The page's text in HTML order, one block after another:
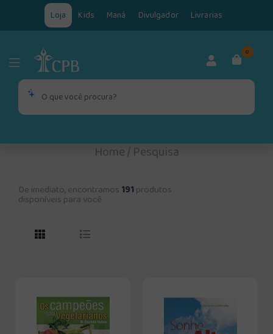
Loja Kids Maná Divulgador Livrarias
0
Home/Pesquisa
De imediato, encontramos 191produtos
disponíveis para você